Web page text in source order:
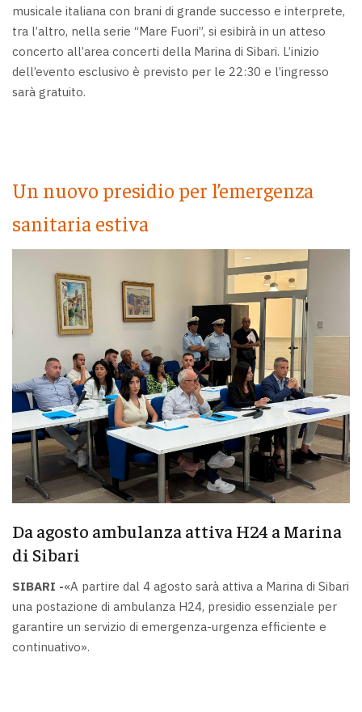
musicale italiana con brani di grande successo e interprete,
tra l’altro, nella serie “Mare Fuori”, si esibirà in un atteso
concerto all’area concerti della Marina di Sibari. L’inizio
dell’evento esclusivo è previsto per le 22:30 e l’ingresso
sarà gratuito.
Un nuovo presidio per l’emergenza
sanitaria estiva
Da agosto ambulanza attiva H24 a Marina
di Sibari
SIBARI -«A partire dal 4 agosto sarà attiva a Marina di Sibari
una postazione di ambulanza H24, presidio essenziale per
garantire un servizio di emergenza-urgenza efficiente e
continuativo».